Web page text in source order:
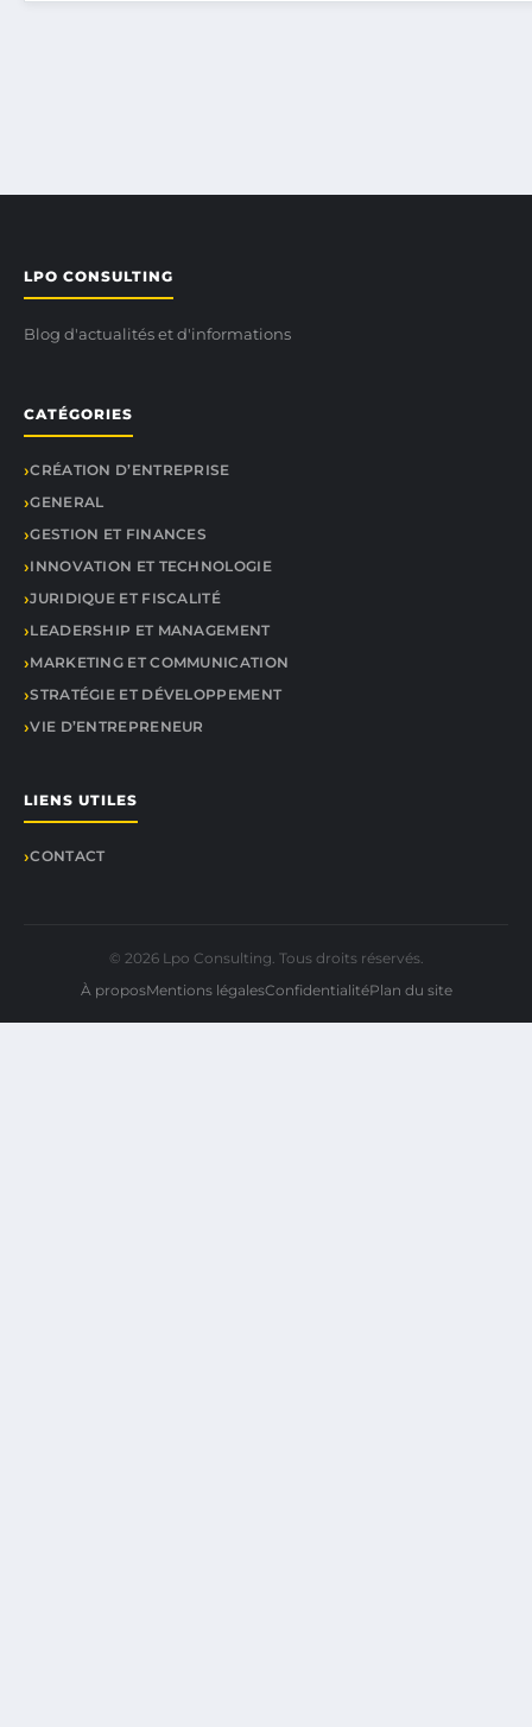
LPO CONSULTING
Blog d'actualités et d'informations
CATÉGORIES
CRÉATION D’ENTREPRISE
GENERAL
GESTION ET FINANCES
INNOVATION ET TECHNOLOGIE
JURIDIQUE ET FISCALITÉ
LEADERSHIP ET MANAGEMENT
MARKETING ET COMMUNICATION
STRATÉGIE ET DÉVELOPPEMENT
VIE D’ENTREPRENEUR
LIENS UTILES
CONTACT
© 2026 Lpo Consulting. Tous droits réservés.
À proposMentions légalesConfidentialitéPlan du site